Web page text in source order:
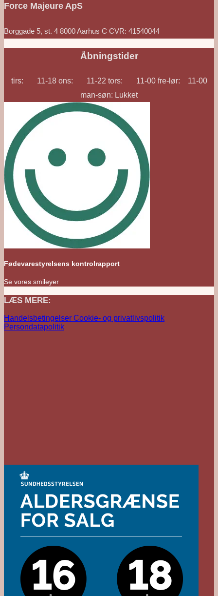
Force Majeure ApS
Borggade 5, st. 4 8000 Aarhus C CVR: 41540044
Åbningstider
tirs: 11-18 ons: 11-22 tors: 11-00 fre-lør: 11-00
man-søn: Lukket
Fødevarestyrelsens kontrolrapport
Se vores smileyer
LÆS MERE:
Handelsbetingelser Cookie- og privatlivspolitik
Persondatapolitik